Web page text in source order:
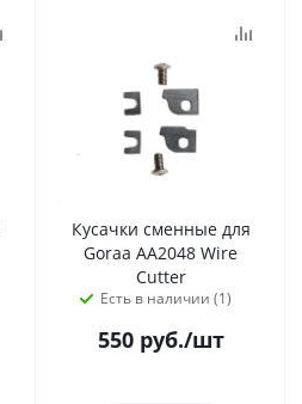
Кусачки сменные для
Goraa AA2048 Wire
Cutter
Есть в наличии (1)
550руб./шт